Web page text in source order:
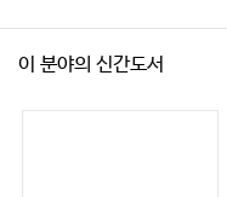
이 분야의 신간도서